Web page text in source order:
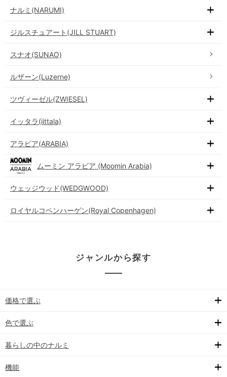
ナルミ(NARUMI)
ジルスチュアート(JILL STUART)
スナオ(SUNAO)
ルザーン(Luzerne)
ツヴィーゼル(ZWIESEL)
イッタラ(iittala)
アラビア(ARABIA)
ムーミン アラビア (Moomin Arabia)
ウェッジウッド(WEDGWOOD)
ロイヤルコペンハーゲン(Royal Copenhagen)
ジャンルから探す
価格で選ぶ
色で選ぶ
暮らしの中のナルミ
機能